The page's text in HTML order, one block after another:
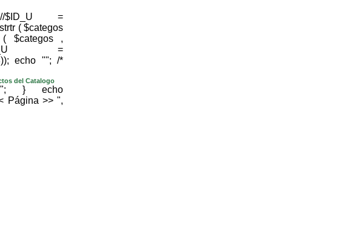
//$ID_U =
( $categos
( $categos ,
=
echo ""; /*
del Catalogo
} echo
Página >> ",